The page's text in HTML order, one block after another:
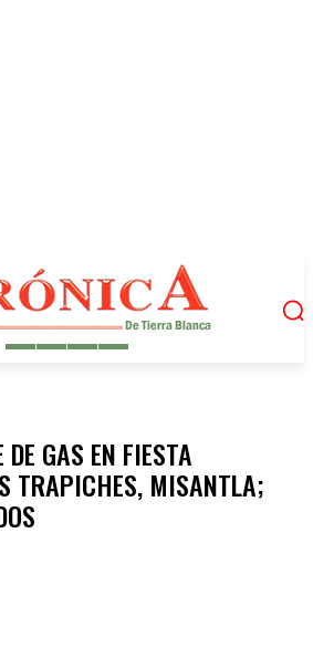
GAS EN FIESTA
TRAPICHES, MISANTLA;